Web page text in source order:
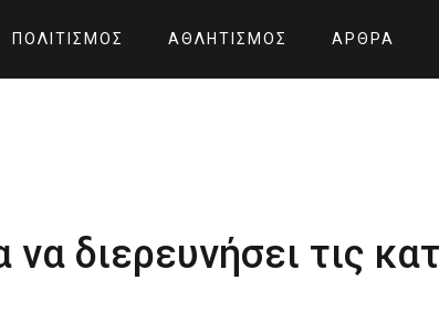
ΠΟΛΙΤΙΣΜΌΣ ΑΘΛΗΤΙΣΜΌΣ ΆΡΘΡΑ
διερευνήσει τις